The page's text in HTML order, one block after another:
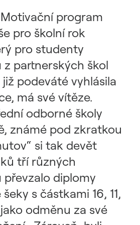
program
pro školní rok
pro studenty
partnerských škol
podeváté vyhlásila
má své vítěze.
odborné školy
známé pod zkratkou
si tak devět
tří různých
diplomy
s částkami 16, 11,
odměnu za své